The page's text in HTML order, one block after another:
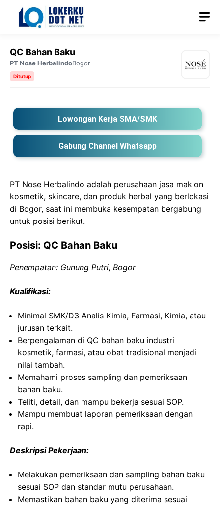
Langsung
QC Bahan Baku
PT Nose HerbalindoBogor
Ditutup
Lowongan Kerja SMA/SMK
Gabung Channel Whatsapp
PT Nose Herbalindo adalah perusahaan jasa maklon
kosmetik, skincare, dan produk herbal yang berlokasi
di Bogor, saat ini membuka kesempatan bergabung
untuk posisi berikut.
Posisi: QC Bahan Baku
Penempatan: Gunung Putri, Bogor
Kualifikasi:
Minimal SMK/D3 Analis Kimia, Farmasi, Kimia, atau
jurusan terkait.
Berpengalaman di QC bahan baku industri
kosmetik, farmasi, atau obat tradisional menjadi
nilai tambah.
Memahami proses sampling dan pemeriksaan
bahan baku.
Teliti, detail, dan mampu bekerja sesuai SOP.
Mampu membuat laporan pemeriksaan dengan
rapi.
Deskripsi Pekerjaan:
Melakukan pemeriksaan dan sampling bahan baku
sesuai SOP dan standar mutu perusahaan.
Memastikan bahan baku yang diterima sesuai